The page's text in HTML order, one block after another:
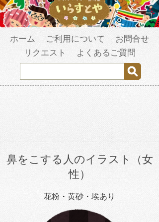
ホーム ご利用について
お問合せ
リクエスト
よくあるご質問
鼻をこする人のイラスト（女
性）
花粉・黄砂・埃あり